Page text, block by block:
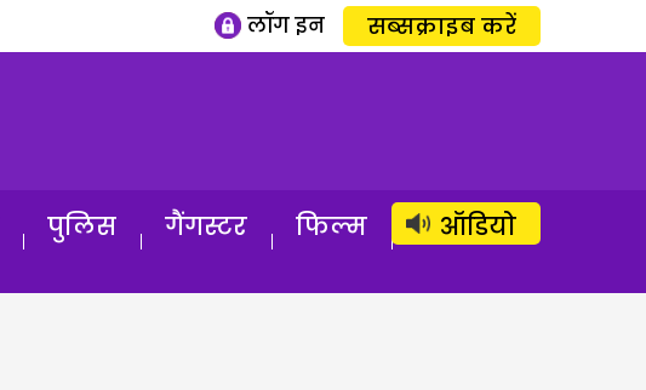
लॉग इन सब्सक्राइब करें
पुलिस गैंगस्टर फिल्म ऑडियो